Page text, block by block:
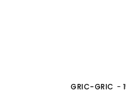
GRIC-GRIC -